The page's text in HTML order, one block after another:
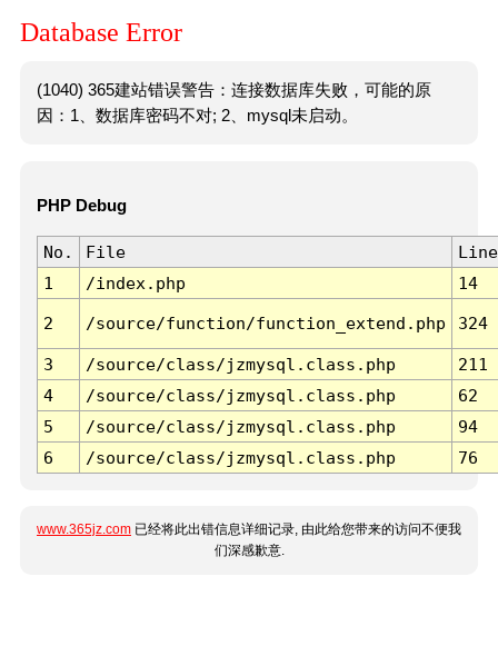
Database Error
(1040) 365建站错误警告：连接数据库失败，可能的原
因：1、数据库密码不对; 2、mysql未启动。
PHP Debug
No. File
Line
1
/index.php 14
2 /source/function/function_extend.php 324
3 /source/class/jzmysql.class.php
211
4
/source/class/jzmysql.class.php
62
5
/source/class/jzmysql.class.php
94
6
/source/class/jzmysql.class.php 76
www.365jz.com 已经将此出错信息详细记录, 由此给您带来的访问不便我
们深感歉意.